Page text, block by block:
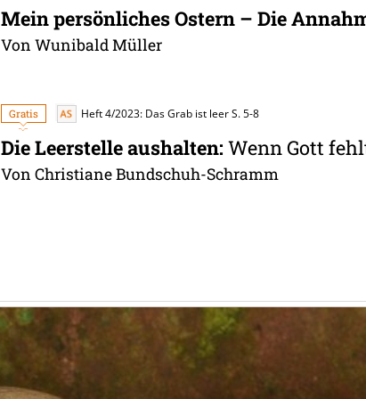
Mein persönliches Ostern – Die
Von Wunibald Müller
Gratis Heft 4/2023: Das Grab ist leer S. 5-8
Die Leerstelle aushalten: Wenn Gott
Von Christiane Bundschuh-Schramm